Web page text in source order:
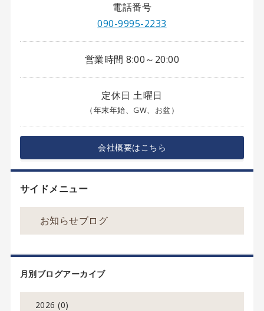
電話番号
090-9995-2233
営業時間 8:00～20:00
定休日 土曜日
（年末年始、GW、お盆）
会社概要はこちら
サイドメニュー
お知らせブログ
月別ブログアーカイブ
2026 (0)